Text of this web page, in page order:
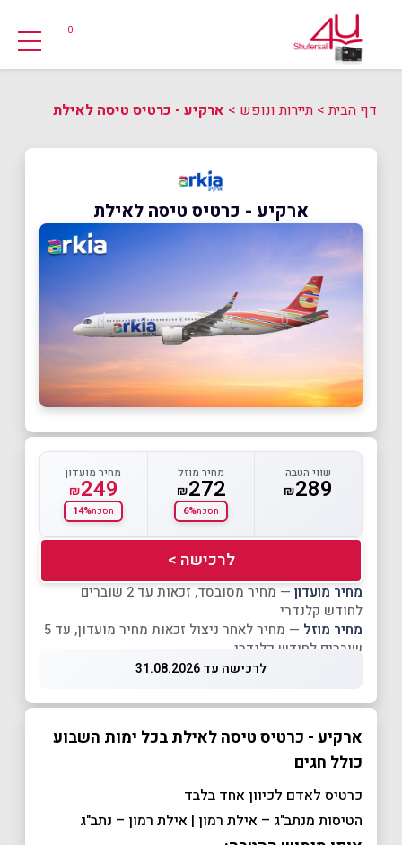
0
דף הבית> תיירות ונופש > ארקיע - כרטיס טיסה לאילת
ארקיע - כרטיס טיסה לאילת
שווי הטבה
₪289
מחיר מוזל
₪272
חסכת6%
מחיר מועדון
₪249
חסכת14%
לרכישה >
מחיר מועדון
— מחיר מסובסד, זכאות עד 2 שוברים
לחודש קלנדרי
מחיר מוזל
— מחיר לאחר ניצול זכאות מחיר מועדון, עד 5
שוברים לחודש קלנדרי
לרכישה עד 31.08.2026
ארקיע - כרטיס טיסה לאילת בכל ימות השבוע
כולל חגים
כרטיס לאדם לכיוון אחד בלבד
הטיסות מנתב"ג – אילת רמון | אילת רמון – נתב"ג